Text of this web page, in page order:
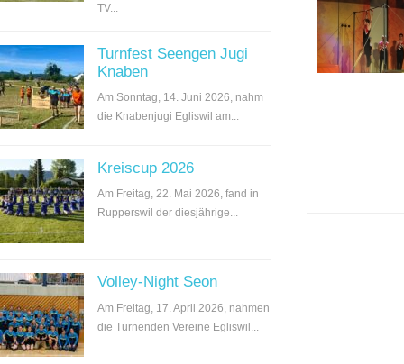
TV...
Turnfest Seengen Jugi
Knaben
Am Sonntag, 14. Juni 2026, nahm
die Knabenjugi Egliswil am...
Kreiscup 2026
Am Freitag, 22. Mai 2026, fand in
Rupperswil der diesjährige...
Volley-Night Seon
Am Freitag, 17. April 2026, nahmen
die Turnenden Vereine Egliswil...